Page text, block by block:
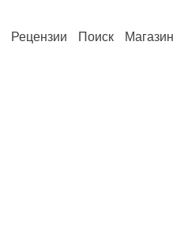
Рецензии Поиск Магазин